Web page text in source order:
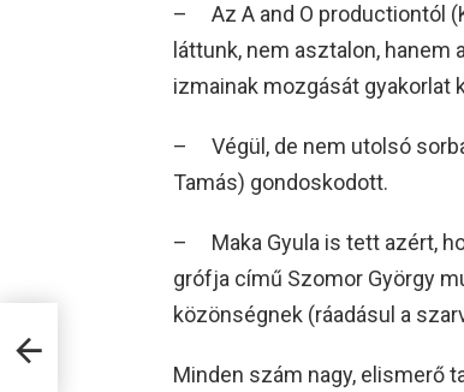
– Az A and O productiontól
láttunk, nem asztalon,
izmainak mozgását gyakorlat
– Végül, de nem utolsó
Tamás) gondoskodott.
– Maka Gyula is tett azért,
grófja című Szomor György
közönségnek (ráadásul a
Minden szám nagy, elismerő